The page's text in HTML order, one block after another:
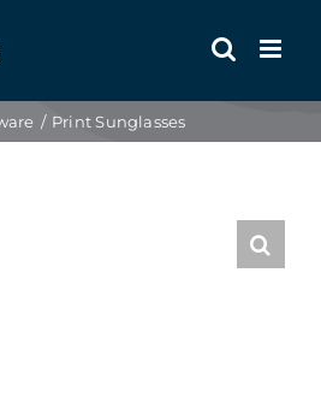
Print Sunglasses